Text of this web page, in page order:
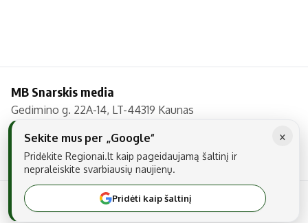
Panevėžio miesto
Šiaulių miesto
Alytaus miesto
Marijampolės
Tauragės rajono
Prienų rajono
Redakcija
MB Snarskis media
Gedimino g. 22A-14, LT-44319 Kaunas
Tel.: +370 606 17737
El. paštas: info@regionai.lt
© 2026 Visos teisės saugomos. Kopijuoti be raštiško sutikimo yra
draudžiama.
×
Sekite mus per „Google“
Pridėkite Regionai.lt kaip pageidaujamą šaltinį ir
nepraleiskite svarbiausių naujienų.
Pridėti kaip šaltinį